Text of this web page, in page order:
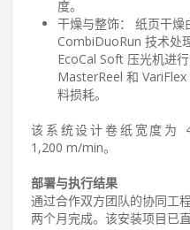
度。
干燥与整饰： 纸页干
CombiDuoRun 技术处
EcoCal Soft 压光机进
MasterReel 和
料损耗。
该系统设计卷纸宽度为
1,200 m/min。
部署与执行结果
通过合作双方团队的协同工
两个月完成。该安装项目已